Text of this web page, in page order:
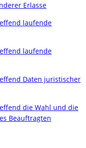
Erlasse
laufende
laufende
Daten juristischer
die Wahl und die
Beauftragten